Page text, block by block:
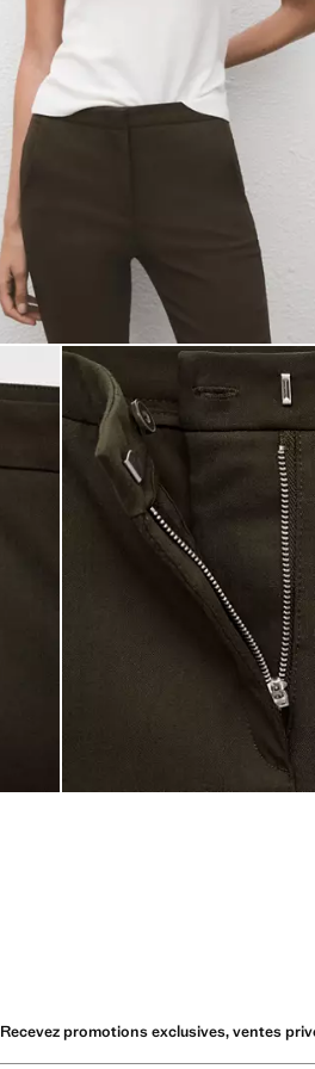
Recevez promotions exclusives, ventes